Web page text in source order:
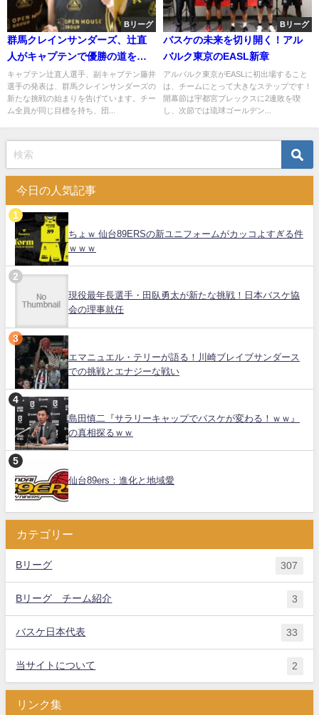
Bリーグ
群馬クレインサンダーズ、辻直
人がキャプテンで優勝の道を切
り開くｗｗｗ
キャプテン辻直人選手、副キャプテン藤井
選手の発表は、群馬クレインサンダーズの
新たな挑戦の始まりを告げています。チー
ム全員が同じ目標を持ち、団...
Bリーグ
バスケの未来を切り開く！アル
バルク東京のEASL新章
アルバルク東京がEASLに初出場すること
は、チームにとって大きなステップです！
開幕節は宇都宮ブレックスに2連敗を喫
し、次節では琉球ゴールデン...
今日の人気記事
ちょｗ 仙台89ERSの新ユニフォームがカッコよすぎる件
ｗｗｗ
現役最年長選手・田臥勇太が新たな挑戦！日本バスケ協
会の理事就任
エマニュエル・テリーが語る！川崎ブレイブサンダース
での挑戦とエナジーな戦い
島田慎二『サラリーキャップでバスケが変わる！ｗｗ』
の真相探るｗｗ
仙台89ers：進化と地域愛
カテゴリー
Bリーグ 307
Bリーグ チーム紹介 3
バスケ日本代表 33
当サイトについて 2
リンク集